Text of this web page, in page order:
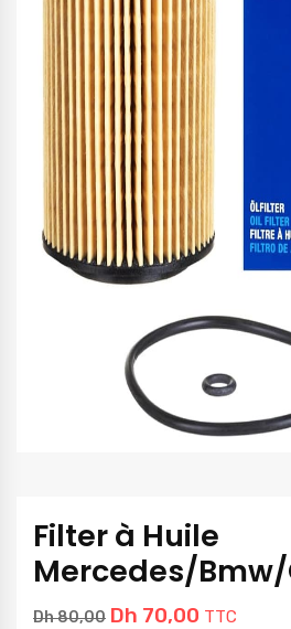
Filter à Huile
Mercedes/
Dh80,00 Dh 70,00 TTC